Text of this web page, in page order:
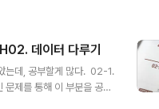
데이터 다루기
는데, 공부할게 많다. 02-1.
문제를 통해 이 부분을 공부